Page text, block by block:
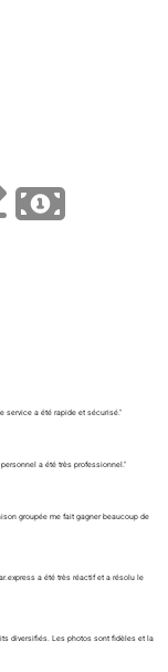
service a été rapide et sécurisé."
a été très professionnel."
groupée me fait gagner beaucoup de
a été très réactif et a résolu le
diversifiés. Les photos sont fidèles et la